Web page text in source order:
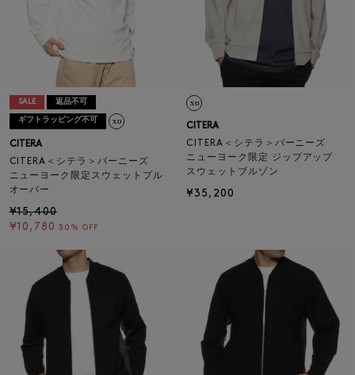
SALE 返品不可
ギフトラッピング不可
CITERA
CITERA＜シテラ＞バーニーズ
ニューヨーク限定スウェットプル
オーバー
¥15,400
¥10,780 30% OFF
CITERA
CITERA＜シテラ＞バーニーズ
ニューヨーク限定 ジップアップ
スウェットブルゾン
¥35,200